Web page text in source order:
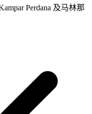
Perdana 及马林那